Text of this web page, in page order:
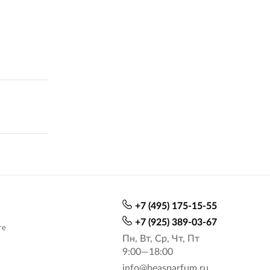
+7 (495) 175-15-55
+7 (925) 389-03-67
Пн, Вт, Ср, Чт, Пт
9:00—18:00